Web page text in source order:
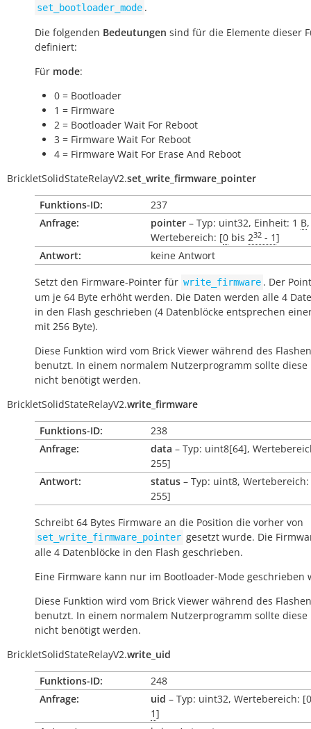
set_bootloader_mode .
Die folgenden Bedeutungen sind für die Elemente dieser
definiert:
Für mode:
0 = Bootloader
1 = Firmware
2 = Bootloader Wait For Reboot
3 = Firmware Wait For Reboot
4 = Firmware Wait For Erase And Reboot
BrickletSolidStateRelayV2.set_write_firmware_pointer
Funktions-ID:
237
Anfrage:
pointer – Typ: uint32, Einheit: 1 B,
Wertebereich: [0 bis 232 - 1]
Antwort:
keine Antwort
Setzt den Firmware-Pointer für write_firmware . Der
um je 64 Byte erhöht werden. Die Daten werden alle 4
in den Flash geschrieben (4 Datenblöcke entsprechen
mit 256 Byte).
Diese Funktion wird vom Brick Viewer während des
benutzt. In einem normalem Nutzerprogramm sollte diese
nicht benötigt werden.
BrickletSolidStateRelayV2.write_firmware
Funktions-ID:
238
Anfrage:
data – Typ: uint8[64],
255]
Antwort:
status – Typ: uint8,
255]
Schreibt 64 Bytes Firmware an die Position die vorher von
set_write_firmware_pointer gesetzt wurde. Die
alle 4 Datenblöcke in den Flash geschrieben.
Eine Firmware kann nur im Bootloader-Mode geschrieben
Diese Funktion wird vom Brick Viewer während des
benutzt. In einem normalem Nutzerprogramm sollte diese
nicht benötigt werden.
BrickletSolidStateRelayV2.write_uid
Funktions-ID:
248
Anfrage:
uid – Typ: uint32, Wertebereich:
1]